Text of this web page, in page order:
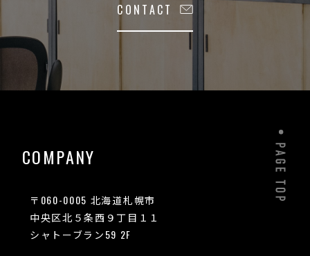
CONTACT
COMPANY
〒060-0005 北海道札幌市
中央区北５条西９丁目１１
シャトーブラン59 2F